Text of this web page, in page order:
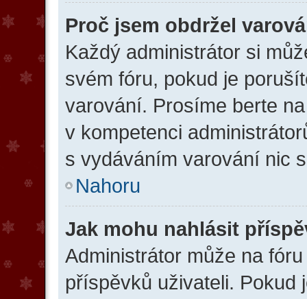
Proč jsem obdržel
Každý administrátor si
svém fóru, pokud je
varování. Prosíme berte
v kompetenci
s vydáváním varování nic
Nahoru
Jak mohu nahlásit
Administrátor může na
příspěvků uživateli. Pokud